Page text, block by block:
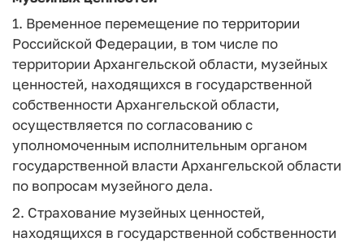
1. Временное перемещение по территории
Российской Федерации, в том числе по
территории Архангельской области, музейных
ценностей, находящихся в государственной
собственности Архангельской области,
осуществляется по согласованию с
уполномоченным исполнительным органом
государственной власти Архангельской области
по вопросам музейного дела.
2. Страхование музейных ценностей,
находящихся в государственной собственности